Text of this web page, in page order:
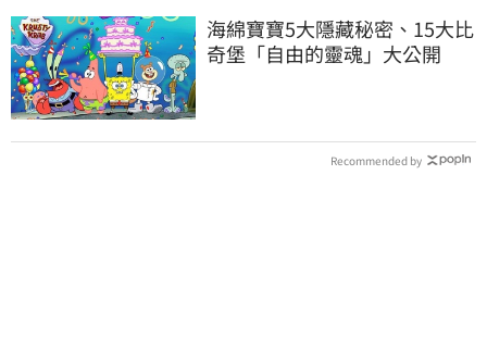
海綿寶寶5大隱藏秘密、15大比
奇堡「自由的靈魂」大公開
Recommended by